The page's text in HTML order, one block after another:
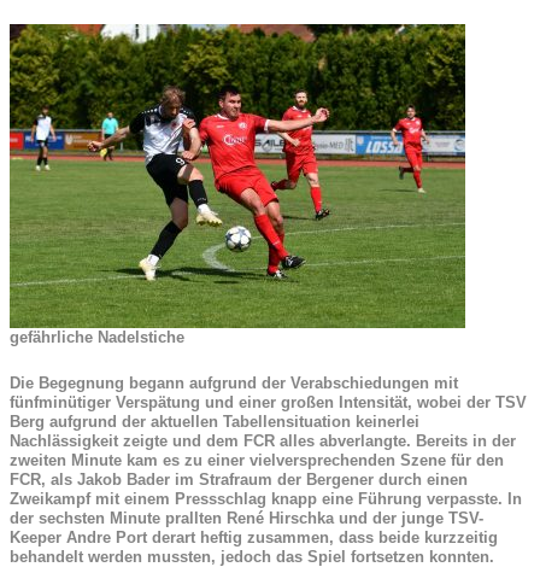
gefährliche Nadelstiche
Die Begegnung begann aufgrund der Verabschiedungen mit
fünfminütiger Verspätung und einer großen Intensität, wobei der TSV
Berg aufgrund der aktuellen Tabellensituation keinerlei
Nachlässigkeit zeigte und dem FCR alles abverlangte. Bereits in der
zweiten Minute kam es zu einer vielversprechenden Szene für den
FCR, als Jakob Bader im Strafraum der Bergener durch einen
Zweikampf mit einem Pressschlag knapp eine Führung verpasste. In
der sechsten Minute prallten René Hirschka und der junge TSV-
Keeper Andre Port derart heftig zusammen, dass beide kurzzeitig
behandelt werden mussten, jedoch das Spiel fortsetzen konnten.